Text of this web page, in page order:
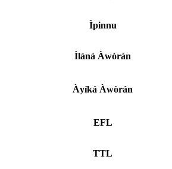
Ìpinnu
Ìlànà Àwòrán
Àyíká Àwòrán
EFL
TTL